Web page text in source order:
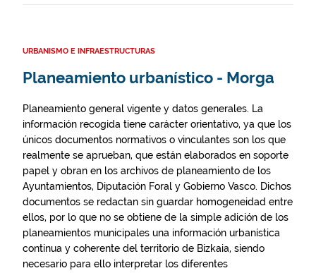
URBANISMO E INFRAESTRUCTURAS
Planeamiento urbanístico - Morga
Planeamiento general vigente y datos generales. La
información recogida tiene carácter orientativo, ya que los
únicos documentos normativos o vinculantes son los que
realmente se aprueban, que están elaborados en soporte
papel y obran en los archivos de planeamiento de los
Ayuntamientos, Diputación Foral y Gobierno Vasco. Dichos
documentos se redactan sin guardar homogeneidad entre
ellos, por lo que no se obtiene de la simple adición de los
planeamientos municipales una información urbanística
continua y coherente del territorio de Bizkaia, siendo
necesario para ello interpretar los diferentes